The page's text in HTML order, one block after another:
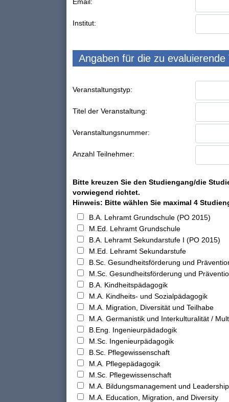
Institut:
Angaben für die zu evaluierende
Veranstaltungstyp:
Titel der Veranstaltung:
Veranstaltungsnummer:
Anzahl Teilnehmer:
Bitte kreuzen Sie den Studiengang/die
vorwiegend richtet.
Hinweis: Bitte wählen Sie maximal 4
B.A. Lehramt Grundschule (PO 2015)
M.Ed. Lehramt Grundschule
B.A. Lehramt Sekundarstufe I (PO 2015)
M.Ed. Lehramt Sekundarstufe
B.Sc. Gesundheitsförderung und
M.Sc. Gesundheitsförderung und
B.A. Kindheitspädagogik
M.A. Kindheits- und Sozialpädagogik
M.A. Migration, Diversität und Teilhabe
M.A. Germanistik und Interkulturalität /
B.Eng. Ingenieurpädadogik
M.Sc. Ingenieurpädagogik
B.Sc. Pflegewissenschaft
M.A. Pflegepädagogik
M.Sc. Pflegewissenschaft
M.A. Bildungsmanagement und
M.A. Education, Migration, and Diversity